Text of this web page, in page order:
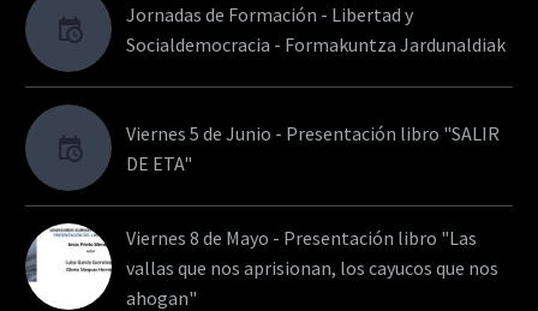
Jornadas de Formación - Libertad y
Socialdemocracia - Formakuntza Jardunaldiak
Viernes 5 de Junio - Presentación libro "SALIR
DE ETA"
Viernes 8 de Mayo - Presentación libro "Las
vallas que nos aprisionan, los cayucos que nos
ahogan"